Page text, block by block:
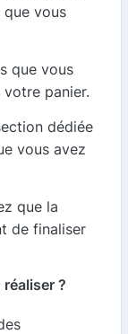
vous
que vous
panier.
dédiée
vous avez
que la
de finaliser
?